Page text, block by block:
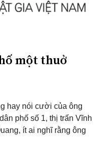
một thuở
hay nói cười của ông
phố số 1, thị trấn Vĩnh
ít ai nghĩ rằng ông